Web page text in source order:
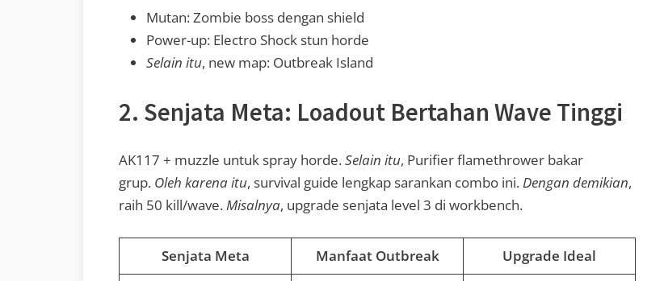
Mutan: Zombie boss dengan shield
Power-up: Electro Shock stun horde
Selain itu, new map: Outbreak Island
2. Senjata Meta: Loadout Bertahan Wave Tinggi
AK117 + muzzle untuk spray horde.Selain itu, Purifier flamethrower bakar
grup. Oleh karena itu, survival guide lengkap sarankan combo ini.Dengan demikian,
raih 50 kill/wave.Misalnya, upgrade senjata level 3 di workbench.
Senjata Meta Manfaat Outbreak
Upgrade Ideal